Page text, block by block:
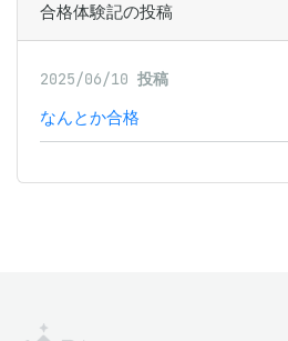
合格体験記の投稿
2025/06/10 投稿
なんとか合格